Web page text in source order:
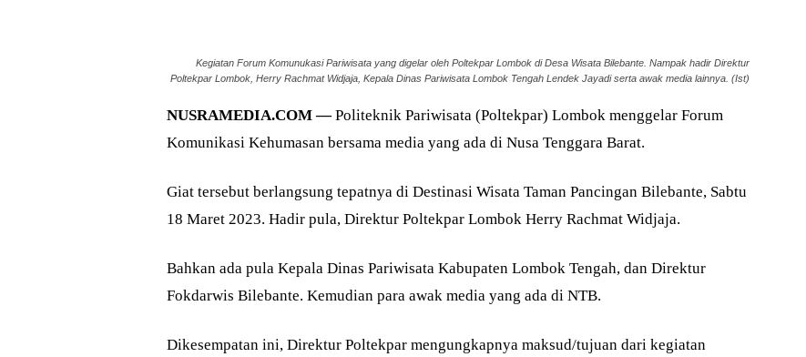
Kegiatan Forum Komunukasi Pariwisata yang digelar oleh Poltekpar Lombok di Desa Wisata Bilebante. Nampak hadir Direktur
Poltekpar Lombok, Herry Rachmat Widjaja, Kepala Dinas Pariwisata Lombok Tengah Lendek Jayadi serta awak media lainnya. (Ist)
NUSRAMEDIA.COM —Politeknik Pariwisata (Poltekpar) Lombok menggelar Forum
Komunikasi Kehumasan bersama media yang ada di Nusa Tenggara Barat.
Giat tersebut berlangsung tepatnya di Destinasi Wisata Taman Pancingan Bilebante, Sabtu
18 Maret 2023. Hadir pula, Direktur Poltekpar Lombok Herry Rachmat Widjaja.
Bahkan ada pula Kepala Dinas Pariwisata Kabupaten Lombok Tengah, dan Direktur
Fokdarwis Bilebante. Kemudian para awak media yang ada di NTB.
Dikesempatan ini, Direktur Poltekpar mengungkapnya maksud/tujuan dari kegiatan